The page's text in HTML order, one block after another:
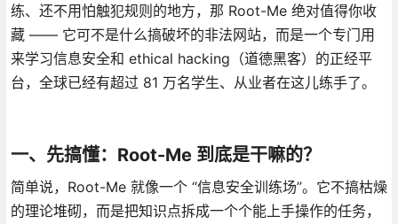
练、还不用怕触犯规则的地方，那 Root-Me 绝对值得你收
藏 —— 它可不是什么搞破坏的非法网站，而是一个专门用
来学习信息安全和 ethical hacking（道德黑客）的正经平
台，全球已经有超过 81 万名学生、从业者在这儿练手了。
一、先搞懂：Root-Me 到底是干嘛的？
简单说，Root-Me 就像一个 “信息安全训练场”。它不搞枯燥
的理论堆砌，而是把知识点拆成一个个能上手操作的任务，